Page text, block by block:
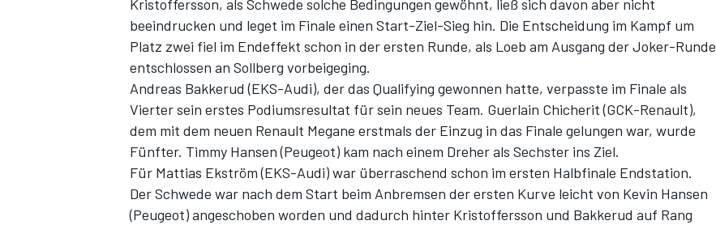
Kristoffersson, als Schwede solche Bedingungen gewöhnt, ließ sich davon aber nicht
beeindrucken und leget im Finale einen Start-Ziel-Sieg hin. Die Entscheidung im Kampf um
Platz zwei fiel im Endeffekt schon in der ersten Runde, als Loeb am Ausgang der Joker-Runde
entschlossen an Sollberg vorbeigeging.
Andreas Bakkerud (EKS-Audi), der das Qualifying gewonnen hatte, verpasste im Finale als
Vierter sein erstes Podiumsresultat für sein neues Team. Guerlain Chicherit (GCK-Renault),
dem mit dem neuen Renault Megane erstmals der Einzug in das Finale gelungen war, wurde
Fünfter. Timmy Hansen (Peugeot) kam nach einem Dreher als Sechster ins Ziel.
Für Mattias Ekström (EKS-Audi) war überraschend schon im ersten Halbfinale Endstation.
Der Schwede war nach dem Start beim Anbremsen der ersten Kurve leicht von Kevin Hansen
(Peugeot) angeschoben worden und dadurch hinter Kristoffersson und Bakkerud auf Rang